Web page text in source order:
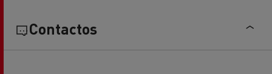
Contactos